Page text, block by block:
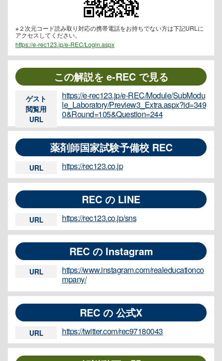
※２次元コード読み取り対応の携帯電話をお持ちでない方は下記URLに
アクセスしてください。
https://e-rec123.jp/e-REC/Login.aspx
この解説を e-REC で見る
ゲスト
閲覧用
URL
https://e-rec123.jp/e-REC/Module/SubModu
le_Laboratory/Preview3_Extra.aspx?id=349
0&Round=105&Question=244
薬剤師国家試験予備校 REC
URL https://rec123.co.jp
REC の LINE
URL https://rec123.co.jp/sns
REC の Instagram
URL
https://www.instagram.com/realeducationco
mpany/
REC の 公式X
URL https://twitter.com/rec97180043